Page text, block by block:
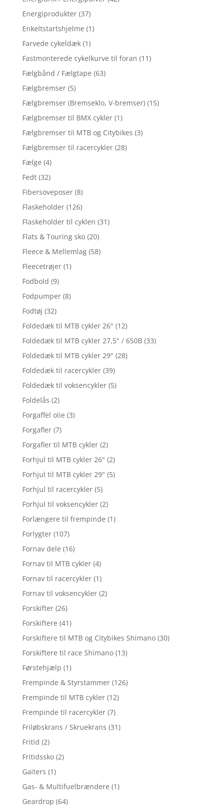
Energiprodukter (37)
Enkeltstartshjelme (1)
Farvede cykeldæk (1)
Fastmonterede cykelkurve til foran (11)
Fælgbånd / Fælgtape (63)
Fælgbremser (5)
Fælgbremser (Bremseklo, V-bremser) (15)
Fælgbremser til BMX cykler (1)
Fælgbremser til MTB og Citybikes (3)
Fælgbremser til racercykler (28)
Fælge (4)
Fedt (32)
Fibersoveposer (8)
Flaskeholder (126)
Flaskeholder til cyklen (31)
Flats & Touring sko (20)
Fleece & Mellemlag (58)
Fleecetrøjer (1)
Fodbold (9)
Fodpumper (8)
Fodtøj (32)
Foldedæk til MTB cykler 26" (12)
Foldedæk til MTB cykler 27,5" / 650B (33)
Foldedæk til MTB cykler 29" (28)
Foldedæk til racercykler (39)
Foldedæk til voksencykler (5)
Foldelås (2)
Forgaffel olie (3)
Forgafler (7)
Forgafler til MTB cykler (2)
Forhjul til MTB cykler 26" (2)
Forhjul til MTB cykler 29" (5)
Forhjul til racercykler (5)
Forhjul til voksencykler (2)
Forlængere til frempinde (1)
Forlygter (107)
Fornav dele (16)
Fornav til MTB cykler (4)
Fornav til racercykler (1)
Fornav til voksencykler (2)
Forskifter (26)
Forskiftere (41)
Forskiftere til MTB og Citybikes Shimano (30)
Forskiftere til race Shimano (13)
Førstehjælp (1)
Frempinde & Styrstammer (126)
Frempinde til MTB cykler (12)
Frempinde til racercykler (7)
Friløbskrans / Skruekrans (31)
Fritid (2)
Fritidssko (2)
Gaiters (1)
Gas- & Multifuelbrændere (1)
Geardrop (64)